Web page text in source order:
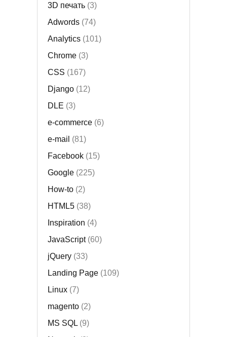
3D печать(3)
Adwords(74)
Analytics(101)
Chrome(3)
CSS (167)
Django(12)
DLE (3)
e-commerce(6)
e-mail (81)
Facebook(15)
Google(225)
How-to(2)
HTML5(38)
Inspiration (4)
JavaScript(60)
jQuery(33)
Landing Page(109)
Linux(7)
magento(2)
MS SQL(9)